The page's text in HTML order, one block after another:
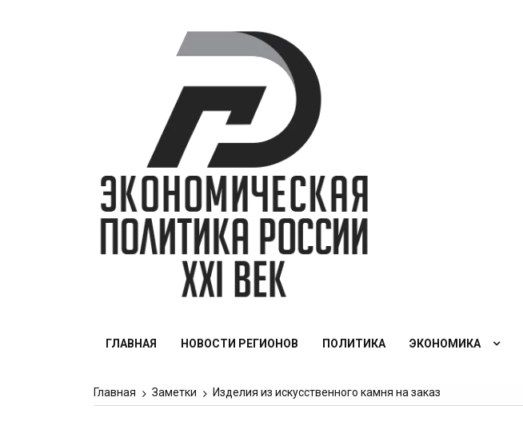
ГЛАВНАЯ НОВОСТИ РЕГИОНОВ ПОЛИТИКА ЭКОНОМИКА
Главная Заметки Изделия из искусственного камня на заказ